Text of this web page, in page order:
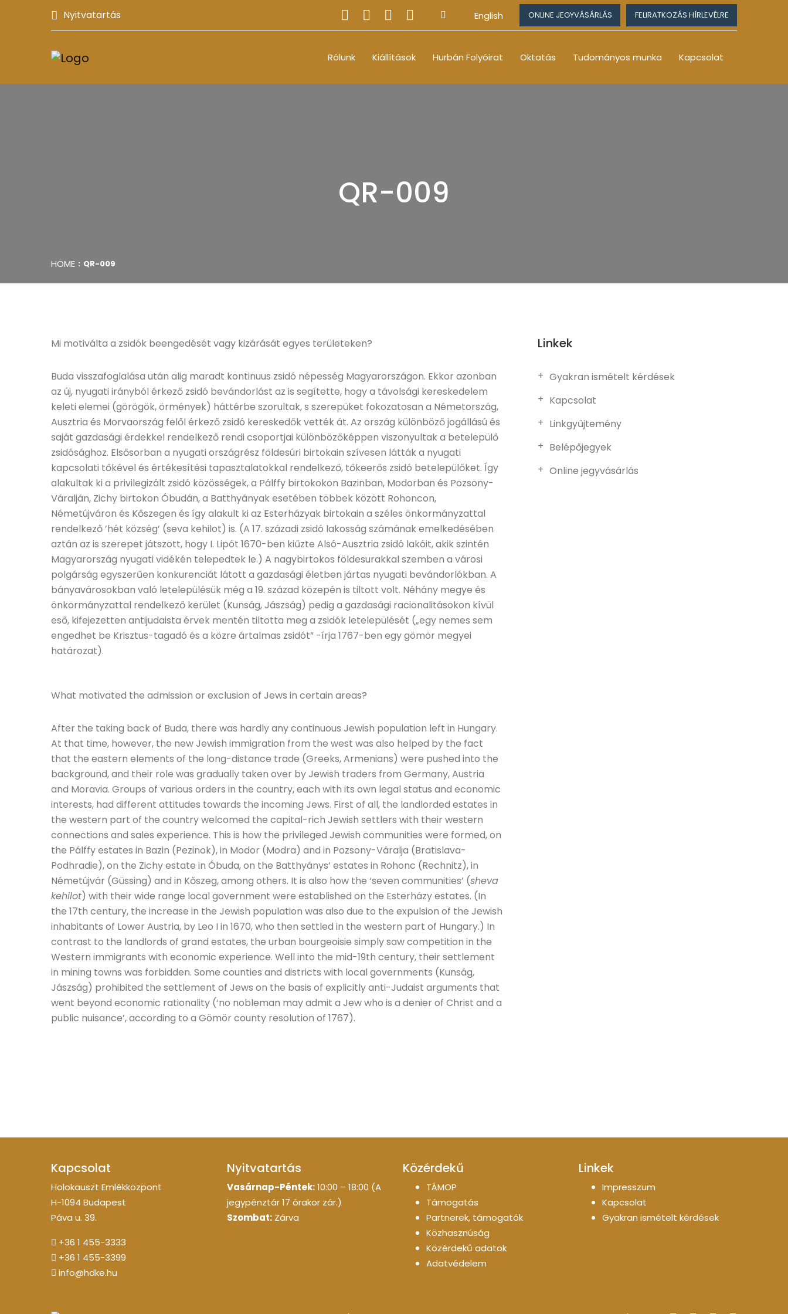
Nyitvatartás English ONLINE JEGYVÁSÁRLÁS FELIRATKOZÁS HÍRLEVÉLRE
Rólunk Kiállítások Hurbán Folyóirat Oktatás Tudományos munka Kapcsolat
QR-009
HOME QR-009
Mi motiválta a zsidók beengedését vagy kizárását egyes területeken?
Buda visszafoglalása után alig maradt kontinuus zsidó népesség Magyarországon. Ekkor azonban
az új, nyugati irányból érkező zsidó bevándorlást az is segítette, hogy a távolsági kereskedelem
keleti elemei (görögök, örmények) háttérbe szorultak, s szerepüket fokozatosan a Németország,
Ausztria és Morvaország felől érkező zsidó kereskedők vették át. Az ország különböző jogállású és
saját gazdasági érdekkel rendelkező rendi csoportjai különbözőképpen viszonyultak a betelepülő
zsidósághoz. Elsősorban a nyugati országrész földesúri birtokain szívesen látták a nyugati
kapcsolati tőkével és értékesítési tapasztalatokkal rendelkező, tőkeerős zsidó betelepülőket. Így
alakultak ki a privilegizált zsidó közösségek, a Pálffy birtokokon Bazinban, Modorban és Pozsony-
Váralján, Zichy birtokon Óbudán, a Batthyányak esetében többek között Rohoncon,
Németújváron és Kőszegen és így alakult ki az Esterházyak birtokain a széles önkormányzattal
rendelkező ’hét község’ (seva kehilot) is. (A 17. századi zsidó lakosság számának emelkedésében
aztán az is szerepet játszott, hogy I. Lipót 1670-ben kiűzte Alsó-Ausztria zsidó lakóit, akik szintén
Magyarország nyugati vidékén telepedtek le.) A nagybirtokos földesurakkal szemben a városi
polgárság egyszerűen konkurenciát látott a gazdasági életben jártas nyugati bevándorlókban. A
bányavárosokban való letelepülésük még a 19. század közepén is tiltott volt. Néhány megye és
önkormányzattal rendelkező kerület (Kunság, Jászság) pedig a gazdasági racionalitásokon kívül
eső, kifejezetten antijudaista érvek mentén tiltotta meg a zsidók letelepülését („egy nemes sem
engedhet be Krisztus-tagadó és a közre ártalmas zsidót” -írja 1767-ben egy gömör megyei
határozat).
What motivated the admission or exclusion of Jews in certain areas?
After the taking back of Buda, there was hardly any continuous Jewish population left in Hungary.
At that time, however, the new Jewish immigration from the west was also helped by the fact
that the eastern elements of the long-distance trade (Greeks, Armenians) were pushed into the
background, and their role was gradually taken over by Jewish traders from Germany, Austria
and Moravia. Groups of various orders in the country, each with its own legal status and economic
interests, had different attitudes towards the incoming Jews. First of all, the landlorded estates in
the western part of the country welcomed the capital-rich Jewish settlers with their western
connections and sales experience. This is how the privileged Jewish communities were formed, on
the Pálffy estates in Bazin (Pezinok), in Modor (Modra) and in Pozsony-Váralja (Bratislava-
Podhradie), on the Zichy estate in Óbuda, on the Batthyánys’ estates in Rohonc (Rechnitz), in
Németújvár (Güssing) and in Kőszeg, among others. It is also how the ‘seven communities’ (sheva
kehilot) with their wide range local government were established on the Esterházy estates. (In
the 17th century, the increase in the Jewish population was also due to the expulsion of the Jewish
inhabitants of Lower Austria, by Leo I in 1670, who then settled in the western part of Hungary.) In
contrast to the landlords of grand estates, the urban bourgeoisie simply saw competition in the
Western immigrants with economic experience. Well into the mid-19th century, their settlement
in mining towns was forbidden. Some counties and districts with local governments (Kunság,
Jászság) prohibited the settlement of Jews on the basis of explicitly anti-Judaist arguments that
went beyond economic rationality (‘no nobleman may admit a Jew who is a denier of Christ and a
public nuisance’, according to a Gömör county resolution of 1767).
Linkek
Gyakran ismételt kérdések
Kapcsolat
Linkgyűjtemény
Belépőjegyek
Online jegyvásárlás
Kapcsolat
Holokauszt Emlékközpont
H-1094 Budapest
Páva u. 39.
+36 1 455-3333
+36 1 455-3399
info@hdke.hu
Nyitvatartás
Vasárnap-Péntek:10:00 – 18:00 (A
jegypénztár 17 órakor zár.)
Szombat: Zárva
Közérdekű
TÁMOP
Támogatás
Partnerek, támogatók
Közhasznúság
Közérdekű adatok
Adatvédelem
Linkek
Impresszum
Kapcsolat
Gyakran ismételt kérdések